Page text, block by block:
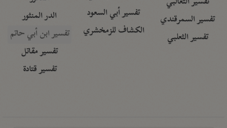
تفسير السمرقندي
تفسير الثعلبي
تفسير أبي السعود
الكشاف للزمخشري
الدر المنثور
تفسير ابن أبي حاتم
تفسير مقاتل
تفسير قتادة